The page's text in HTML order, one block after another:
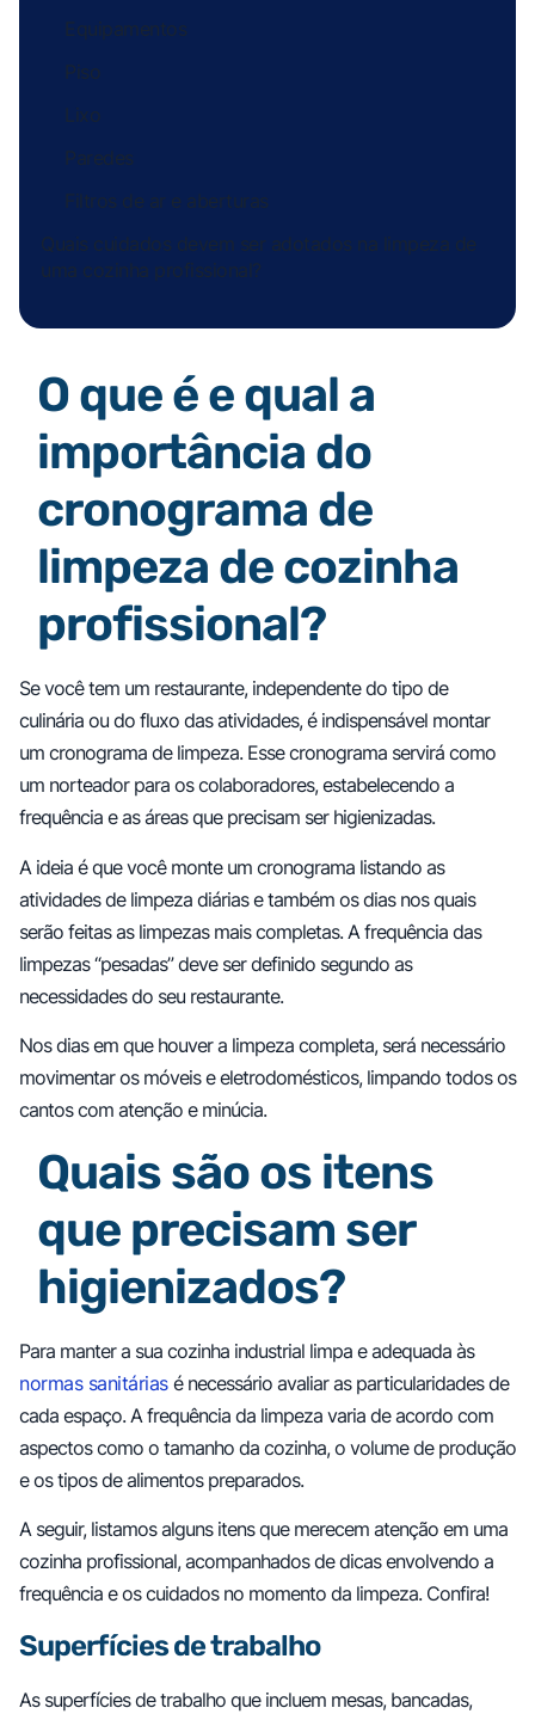
Equipamentos
Piso
Lixo
Paredes
Filtros de ar e aberturas
Quais cuidados devem ser adotados na limpeza de
uma cozinha profissional?
O que é e qual a
importância do
cronograma de
limpeza de cozinha
profissional?
Se você tem um restaurante, independente do tipo de
culinária ou do fluxo das atividades, é indispensável montar
um cronograma de limpeza. Esse cronograma servirá como
um norteador para os colaboradores, estabelecendo a
frequência e as áreas que precisam ser higienizadas.
A ideia é que você monte um cronograma listando as
atividades de limpeza diárias e também os dias nos quais
serão feitas as limpezas mais completas. A frequência das
limpezas “pesadas” deve ser definido segundo as
necessidades do seu restaurante.
Nos dias em que houver a limpeza completa, será necessário
movimentar os móveis e eletrodomésticos, limpando todos os
cantos com atenção e minúcia.
Quais são os itens
que precisam ser
higienizados?
Para manter a sua cozinha industrial limpa e adequada às
normas sanitáriasé necessário avaliar as particularidades de
cada espaço. A frequência da limpeza varia de acordo com
aspectos como o tamanho da cozinha, o volume de produção
e os tipos de alimentos preparados.
A seguir, listamos alguns itens que merecem atenção em uma
cozinha profissional, acompanhados de dicas envolvendo a
frequência e os cuidados no momento da limpeza. Confira!
Superfícies de trabalho
As superfícies de trabalho que incluem mesas, bancadas,